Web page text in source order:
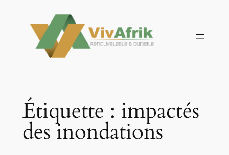
contenu
Étiquette : impactés
des inondations